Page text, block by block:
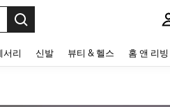
서리 신발 뷰티 & 헬스 홈 앤 리빙